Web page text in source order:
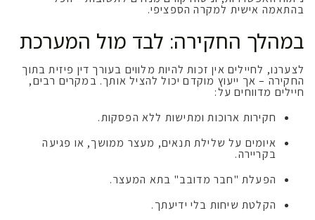
בהתאמה אישית למקרה הספציפי.
במהלך החקירה: לבד מול המערכת
לצערנו, לחיילים אין זכות להיות מלווים בעורך דין פיזית בתוך
החקירה – אך ייעוץ מוקדם יכול להציל אותך. במקרים רבים,
חיילים מדווחים על:
חקירות ארוכות ומתישות ללא הפסקות.
איומים על שלילת תנאים, מעצר ממושך, או פגיעה
בקריירה.
הפעלת "חבר מדובב" בתא המעצר.
הקלטת שיחות בלי ידיעתך.